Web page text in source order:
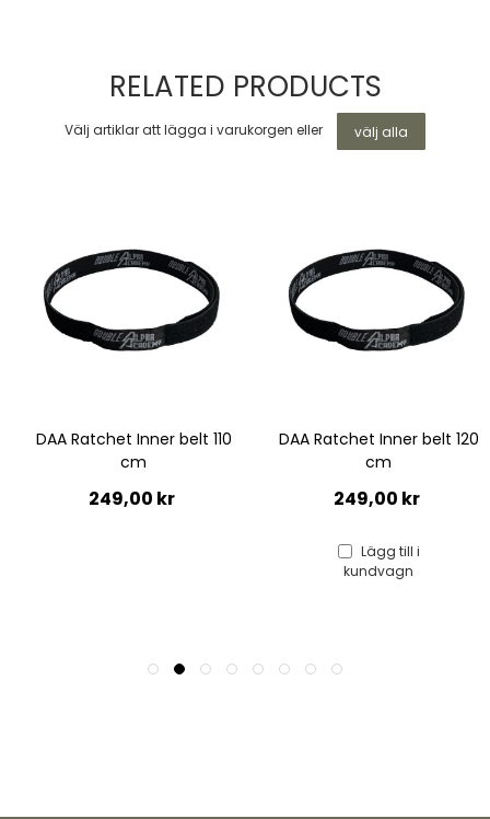
RELATED PRODUCTS
Välj artiklar att lägga i varukorgen eller välj alla
DAA Ratchet Inner belt 120
cm
249,00 kr
DAA Individual Lynx Link
25,00 kr
kundvagn